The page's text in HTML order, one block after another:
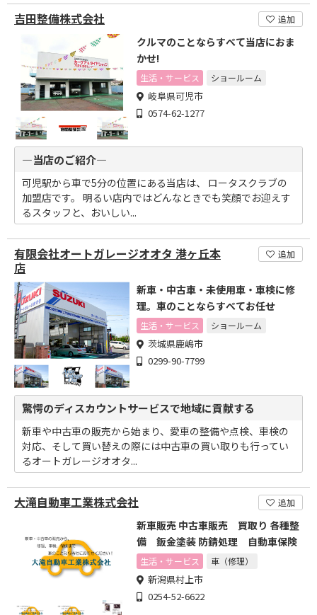
吉田整備株式会社 追加
クルマのことならすべて当店におま
かせ!
生活・サービス ショールーム
岐阜県可児市
0574-62-1277
―当店のご紹介―
可児駅から車で5分の位置にある当店は、 ロータスクラブの
加盟店です。 明るい店内ではどんなときでも笑顔でお迎えす
るスタッフと、おいしい...
有限会社オートガレージオオタ 港ヶ丘本
店
追加
新車・中古車・未使用車・車検に修
理。車のことならすべてお任せ
生活・サービス ショールーム
茨城県鹿嶋市
0299-90-7799
驚愕のディスカウントサービスで地域に貢献する
新車や中古車の販売から始まり、愛車の整備や点検、車検の
対応、そして買い替えの際には中古車の買い取りも行ってい
るオートガレージオオタ...
大滝自動車工業株式会社 追加
新車販売 中古車販売 買取り 各種整
備 鈑金塗装 防錆処理 自動車保険
生活・サービス 車（修理）
新潟県村上市
0254-52-6622